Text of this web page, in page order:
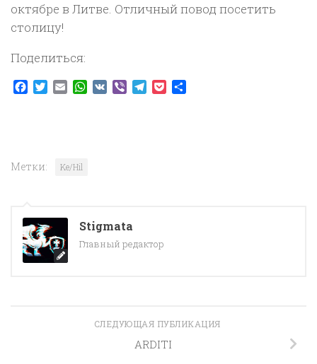
октябре в Литве. Отличный повод посетить
столицу!
Поделиться:
Facebook
TwitterEmailWhatsApp
VK ViberTelegram
Pocket
Метки: Ke/Hil
Stigmata
Главный редактор
СЛЕДУЮЩАЯ ПУБЛИКАЦИЯ
ARDITI